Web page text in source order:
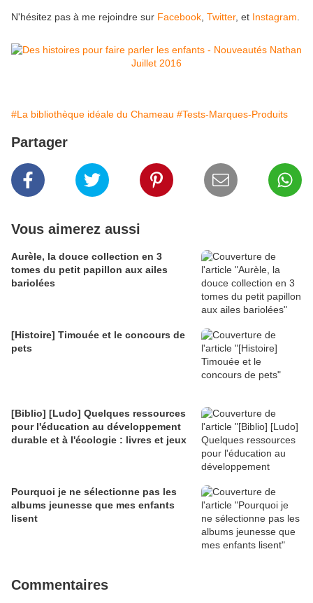
N'hésitez pas à me rejoindre sur Facebook Twitter, et Instagram
#La bibliothèque idéale du Chameau #Tests-Marques-Produits
Partager
Vous aimerez aussi
Aurèle, la douce collection en 3
tomes du petit papillon aux ailes
bariolées
[Histoire] Timouée et le concours de
pets
[Biblio] [Ludo] Quelques ressources
pour l'éducation au développement
durable et à l'écologie : livres et jeux
Pourquoi je ne sélectionne pas les
albums jeunesse que mes enfants
lisent
Commentaires